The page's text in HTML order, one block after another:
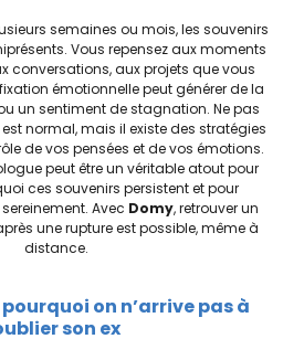
semaines ou mois, les souvenirs
Vous repensez aux moments
conversations, aux projets que vous
émotionnelle peut générer de la
un sentiment de stagnation. Ne pas
normal, mais il existe des stratégies
de vos pensées et de vos émotions.
peut être un véritable atout pour
ces souvenirs persistent et pour
Avec Domy, retrouver un
une rupture est possible, même à
distance.
on n’arrive pas à
son ex